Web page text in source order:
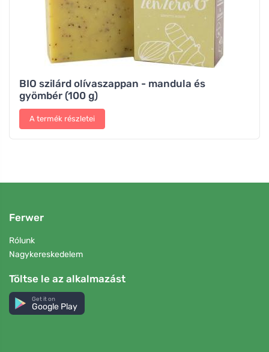
BIO szilárd olívaszappan - mandula és
gyömbér (100 g)
A termék részletei
Ferwer
Rólunk
Nagykereskedelem
Töltse le az alkalmazást
Get it on
Google Play